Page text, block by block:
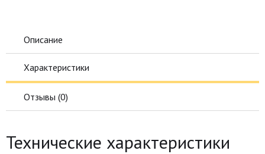
Описание
Характеристики
Отзывы (0)
Технические характеристики